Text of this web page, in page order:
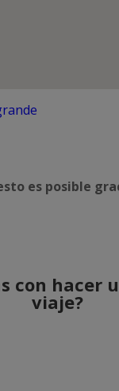
es posible
con hacer
viaje?